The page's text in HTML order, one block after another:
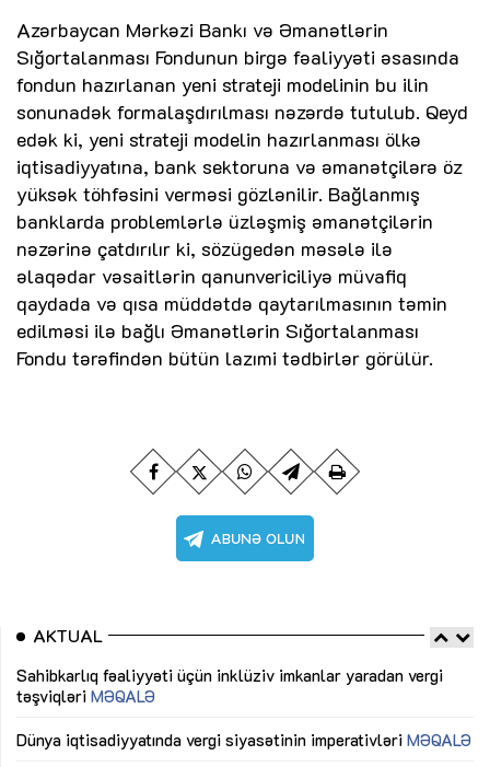
Azərbaycan Mərkəzi Bankı və Əmanətlərin
Sığortalanması Fondunun birgə fəaliyyəti əsasında
fondun hazırlanan yeni strateji modelinin bu ilin
sonunadək formalaşdırılması nəzərdə tutulub. Qeyd
edək ki, yeni strateji modelin hazırlanması ölkə
iqtisadiyyatına, bank sektoruna və əmanətçilərə öz
yüksək töhfəsini verməsi gözlənilir. Bağlanmış
banklarda problemlərlə üzləşmiş əmanətçilərin
nəzərinə çatdırılır ki, sözügedən məsələ ilə
əlaqədar vəsaitlərin qanunvericiliyə müvafiq
qaydada və qısa müddətdə qaytarılmasının təmin
edilməsi ilə bağlı Əmanətlərin Sığortalanması
Fondu tərəfindən bütün lazımi tədbirlər görülür.
AKTUAL
Sahibkarlıq fəaliyyəti üçün inklüziv imkanlar yaradan vergi
təşviqləri MƏQALƏ
Dünya iqtisadiyyatında vergi siyasətinin imperativləri MƏQALƏ